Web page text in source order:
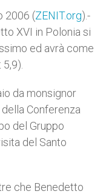
2006 (ZENIT.org).-
XVI in Polonia si
ed avrà come
da monsignor
Conferenza
del Gruppo
del Santo
che Benedetto